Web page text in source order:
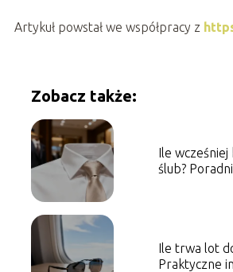
Artykuł powstał we współpracy z
Zobacz także:
Ile
ślub?
Ile trwa lot
Praktyczne